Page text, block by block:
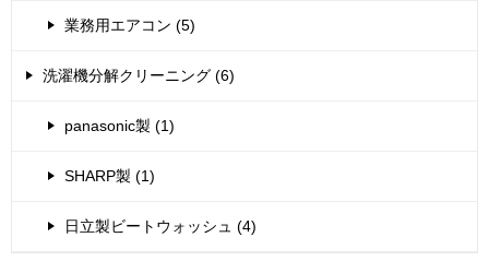
業務用エアコン (5)
洗濯機分解クリーニング (6)
panasonic製 (1)
SHARP製 (1)
日立製ビートウォッシュ (4)